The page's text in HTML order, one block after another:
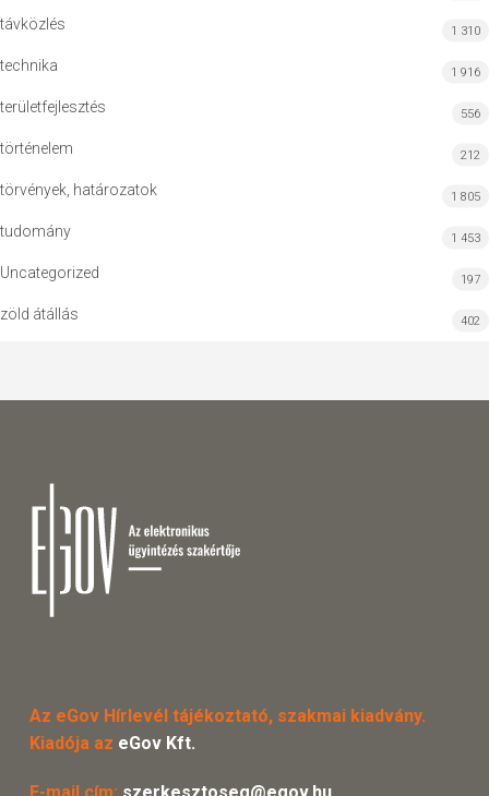
távközlés 1 310
technika 1 916
területfejlesztés 556
történelem 212
törvények, határozatok 1 805
tudomány 1 453
Uncategorized 197
zöld átállás 402
Az eGov Hírlevél tájékoztató, szakmai kiadvány.
Kiadója az eGov Kft.